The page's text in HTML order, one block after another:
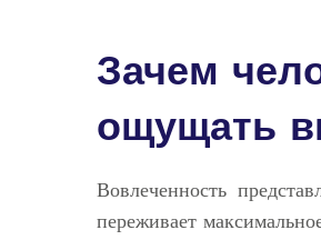
Зачем
ощущать
Вовлеченность
переживает